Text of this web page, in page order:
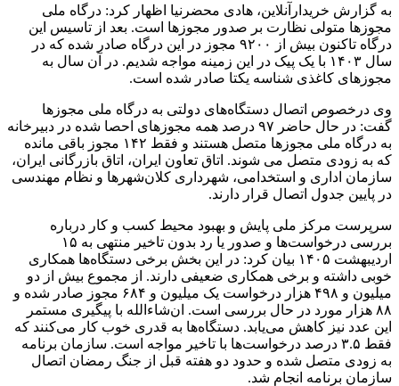
به گزارش خریدارآنلاین، هادی محضرنیا اظهار کرد: درگاه ملی
مجوزها متولی نظارت بر صدور مجوزها است. بعد از تاسیس این
درگاه تاکنون بیش از ۹۲۰۰ مجوز در این درگاه صادر شده که در
سال ۱۴۰۳ با یک پیک در این زمینه مواجه شدیم. در آن سال به
مجوزهای کاغذی شناسه یکتا صادر شده است.
وی درخصوص اتصال دستگاه‌های دولتی به درگاه ملی مجوزها
گفت: در حال حاضر ۹۷ درصد همه مجوزهای احصا شده در دبیرخانه
به درگاه ملی مجوزها متصل هستند و فقط ۱۴۲ مجوز باقی مانده
که به زودی متصل می شوند. اتاق تعاون ایران، اتاق بازرگانی ایران،
سازمان اداری و استخدامی، شهرداری کلان‌شهرها و نظام مهندسی
در پایین جدول اتصال قرار دارند.
سرپرست مرکز ملی پایش و بهبود محیط کسب و کار درباره
بررسی درخواست‌ها و صدور یا رد بدون تاخیر منتهی به ۱۵
اردیبهشت ۱۴۰۵ بیان کرد: در این بخش برخی دستگاه‌ها همکاری
خوبی داشته و برخی همکاری ضعیفی دارند. از مجموع بیش از دو
میلیون و ۴۹۸ هزار درخواست یک میلیون و ۶۸۴ مجوز صادر شده و
۸۸ هزار مورد در حال بررسی است. ان‌شاءالله با پیگیری مستمر
این عدد نیز کاهش می‌یابد. دستگاه‌ها به قدری خوب کار می‌کنند که
فقط ۳.۵ درصد درخواست‌ها با تاخیر مواجه است. سازمان برنامه
به زودی متصل شده و حدود دو هفته قبل از جنگ رمضان اتصال
سازمان برنامه انجام شد.